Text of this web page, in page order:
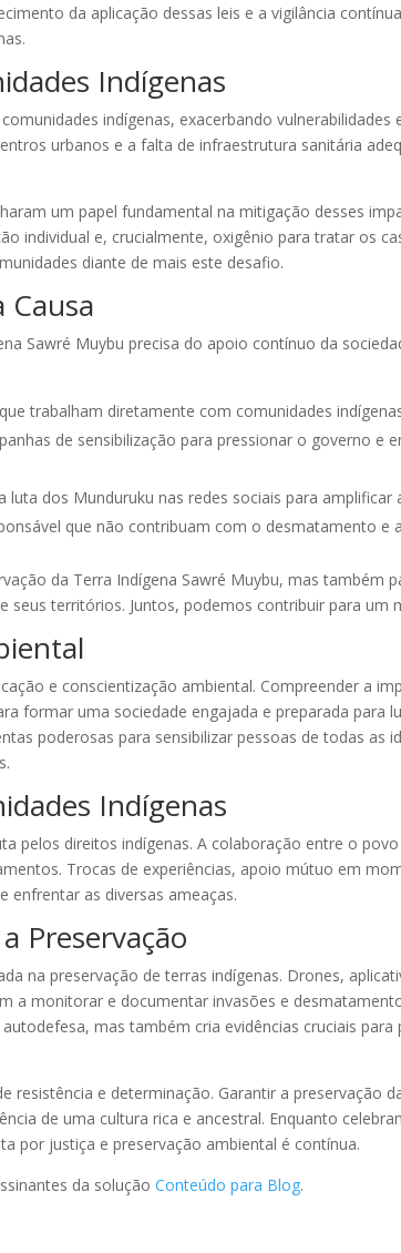
da aplicação dessas leis e a vigilância
Indígenas
indígenas, exacerbando vulnerabilidades
urbanos e a falta de infraestrutura sanitária
um papel fundamental na mitigação desses
individual e, crucialmente, oxigênio para tratar os
diante de mais este desafio.
Causa
Sawré Muybu precisa do apoio contínuo da
trabalham diretamente com comunidades
de sensibilização para pressionar o governo e
dos Munduruku nas redes sociais para amplificar
que não contribuam com o desmatamento e
da Terra Indígena Sawré Muybu, mas também
territórios. Juntos, podemos contribuir para um
e conscientização ambiental. Compreender a
formar uma sociedade engajada e preparada para
poderosas para sensibilizar pessoas de todas as
Indígenas
pelos direitos indígenas. A colaboração entre o
Trocas de experiências, apoio mútuo em
enfrentar as diversas ameaças.
Preservação
na preservação de terras indígenas. Drones,
a monitorar e documentar invasões e
mas também cria evidências cruciais
e determinação. Garantir a preservação
de uma cultura rica e ancestral. Enquanto
por justiça e preservação ambiental é contínua.
da solução Conteúdo para Blog.